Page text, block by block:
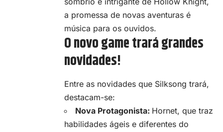
a promessa de novas aventuras é
música para os ouvidos.
O novo game trará grandes
novidades!
Entre as novidades que Silksong trará,
destacam-se:
Nova Protagonista: Hornet, que traz
habilidades ágeis e diferentes do